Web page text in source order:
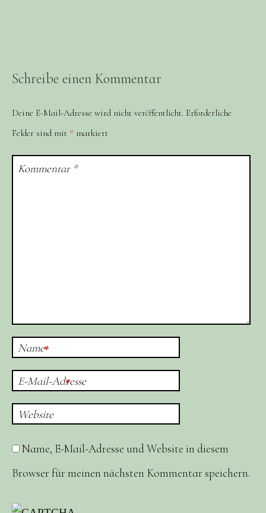
Schreibe einen Kommentar
Deine E-Mail-Adresse wird nicht veröffentlicht. Erforderliche
Felder sind mit * markiert
Kommentar *
Name*
E-Mail-Adresse
*
Website
Name, E-Mail-Adresse und Website in diesem
Browser für meinen nächsten Kommentar speichern.